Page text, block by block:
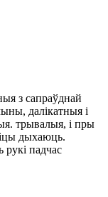
з сапраўднай
далікатныя і
трывалыя, і пры
дыхаюць.
рукі падчас